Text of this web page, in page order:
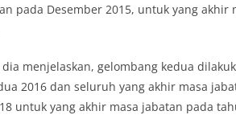
pada Desember 2015, untuk yang
menjelaskan, gelombang kedua
2016 dan seluruh yang akhir masa
untuk yang akhir masa jabatan pada